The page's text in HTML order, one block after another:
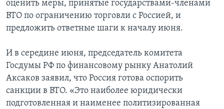
оценить меры, принятые государствами-членами
ВТО по ограничению торговли с Россией, и
предложить ответные шаги к началу июня.
И в середине июня, председатель комитета
Госдумы РФ по финансовому рынку Анатолий
Аксаков заявил, что Россия готова оспорить
санкции в ВТО. «Это наиболее юридически
подготовленная и наименее политизированная